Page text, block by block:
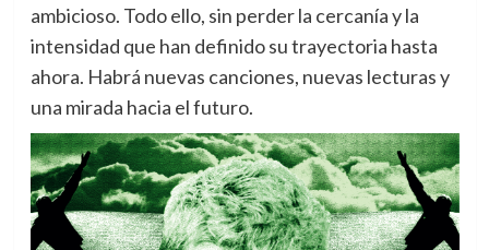
ambicioso. Todo ello, sin perder la cercanía y la
intensidad que han definido su trayectoria hasta
ahora. Habrá nuevas canciones, nuevas lecturas y
una mirada hacia el futuro.